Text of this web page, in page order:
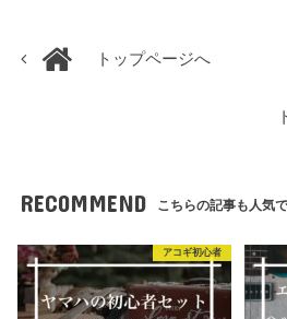
トップページへ
RECOMMEND こちらの記事も人気で
アコギ初心者